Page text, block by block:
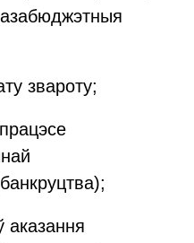
звароту;
аказання